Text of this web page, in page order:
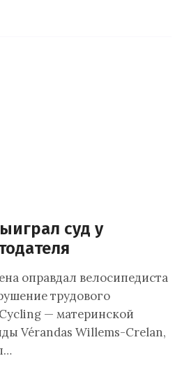
суд у
оправдал велосипедиста
трудового
— материнской
Vérandas Willems-Crelan,